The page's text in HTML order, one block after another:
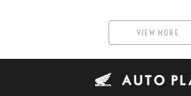
VIEW MORE